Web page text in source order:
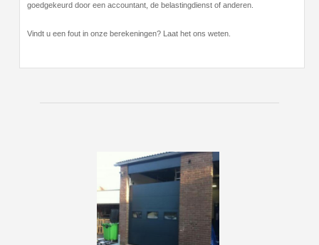
goedgekeurd door een accountant, de belastingdienst of anderen.
Vindt u een fout in onze berekeningen? Laat het ons weten.